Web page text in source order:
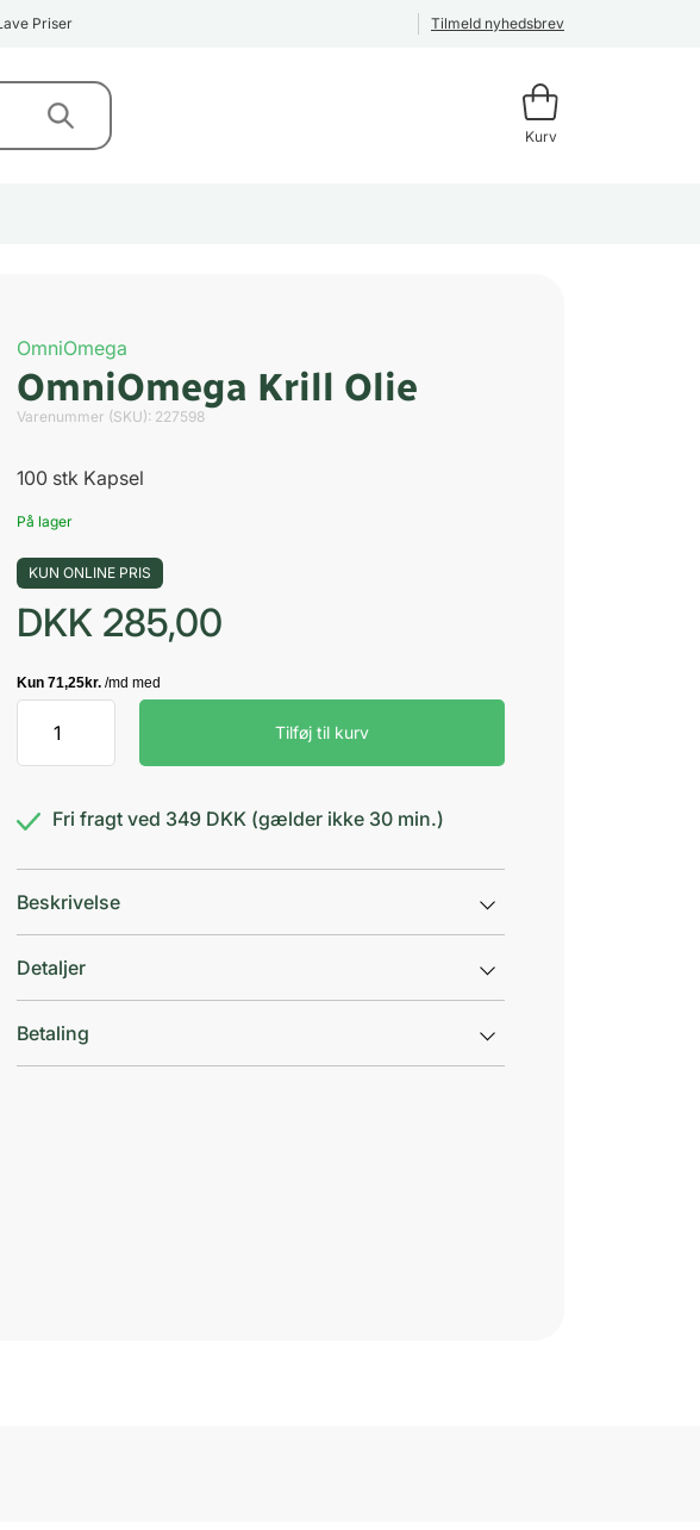
Priser Tilmeld nyhedsbrev
Kurv
OmniOmega
OmniOmega Krill Olie
Varenummer (SKU): 227598
100 stk Kapsel
På lager
KUN ONLINE PRIS
DKK 285,00
Olie
Tilføj til kurv
Fri fragt ved 349 DKK (gælder ikke 30 min.)
Beskrivelse
Detaljer
Betaling